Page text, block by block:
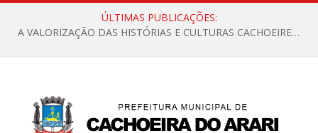
ÚLTIMAS PUBLICAÇÕES:
A VALORIZAÇÃO DAS HISTÓRIAS E CULTURAS CACHOEIRENSES